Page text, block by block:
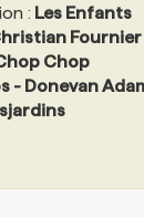
: Les Enfants
Fournier
Chop
- Donevan